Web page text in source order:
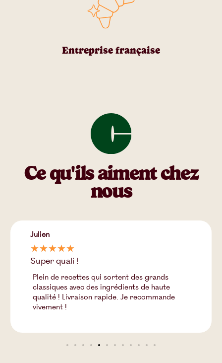
Entreprise française
Ce qu'ils aiment chez
nous
Julien
☆☆☆☆☆
Super quali !
Plein de recettes qui sortent des grands
classiques avec des ingrédients de haute
qualité ! Livraison rapide. Je recommande
vivement !